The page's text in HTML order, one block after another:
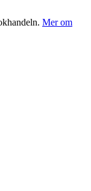
Mer om